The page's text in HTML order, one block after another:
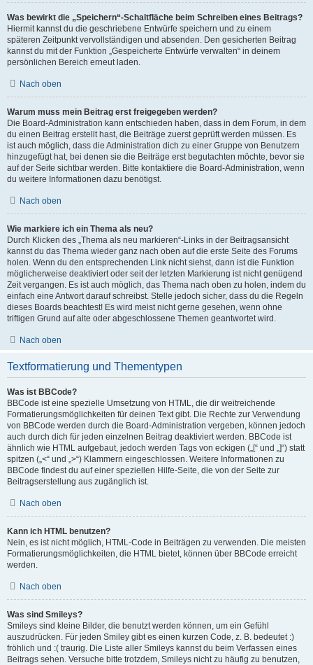
Was bewirkt die „Speichern“-Schaltfläche beim Schreiben eines Beitrags?
Hiermit kannst du die geschriebene Entwürfe speichern und zu einem
späteren Zeitpunkt vervollständigen und absenden. Den gesicherten Beitrag
kannst du mit der Funktion „Gespeicherte Entwürfe verwalten“ in deinem
persönlichen Bereich erneut laden.
Nach oben
Warum muss mein Beitrag erst freigegeben werden?
Die Board-Administration kann entschieden haben, dass in dem Forum, in dem
du einen Beitrag erstellt hast, die Beiträge zuerst geprüft werden müssen. Es
ist auch möglich, dass die Administration dich zu einer Gruppe von Benutzern
hinzugefügt hat, bei denen sie die Beiträge erst begutachten möchte, bevor sie
auf der Seite sichtbar werden. Bitte kontaktiere die Board-Administration, wenn
du weitere Informationen dazu benötigst.
Nach oben
Wie markiere ich ein Thema als neu?
Durch Klicken des „Thema als neu markieren“-Links in der Beitragsansicht
kannst du das Thema wieder ganz nach oben auf die erste Seite des Forums
holen. Wenn du den entsprechenden Link nicht siehst, dann ist die Funktion
möglicherweise deaktiviert oder seit der letzten Markierung ist nicht genügend
Zeit vergangen. Es ist auch möglich, das Thema nach oben zu holen, indem du
einfach eine Antwort darauf schreibst. Stelle jedoch sicher, dass du die Regeln
dieses Boards beachtest! Es wird meist nicht gerne gesehen, wenn ohne
triftigen Grund auf alte oder abgeschlossene Themen geantwortet wird.
Nach oben
Textformatierung und Thementypen
Was ist BBCode?
BBCode ist eine spezielle Umsetzung von HTML, die dir weitreichende
Formatierungsmöglichkeiten für deinen Text gibt. Die Rechte zur Verwendung
von BBCode werden durch die Board-Administration vergeben, können jedoch
auch durch dich für jeden einzelnen Beitrag deaktiviert werden. BBCode ist
ähnlich wie HTML aufgebaut, jedoch werden Tags von eckigen („[“ und „]“) statt
spitzen („<“ und „>“) Klammern eingeschlossen. Weitere Informationen zu
BBCode findest du auf einer speziellen Hilfe-Seite, die von der Seite zur
Beitragserstellung aus zugänglich ist.
Nach oben
Kann ich HTML benutzen?
Nein, es ist nicht möglich, HTML-Code in Beiträgen zu verwenden. Die meisten
Formatierungsmöglichkeiten, die HTML bietet, können über BBCode erreicht
werden.
Nach oben
Was sind Smileys?
Smileys sind kleine Bilder, die benutzt werden können, um ein Gefühl
auszudrücken. Für jeden Smiley gibt es einen kurzen Code, z. B. bedeutet :)
fröhlich und :( traurig. Die Liste aller Smileys kannst du beim Verfassen eines
Beitrags sehen. Versuche bitte trotzdem, Smileys nicht zu häufig zu benutzen,